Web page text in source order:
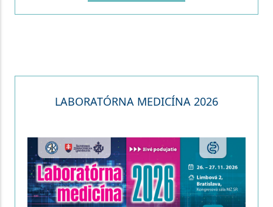
LABORATÓRNA MEDICÍNA 2026